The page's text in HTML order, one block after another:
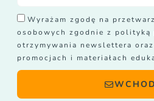
Wyrażam zgodę na
osobowych zgodnie z
otrzymywania newslettera
promocjach i materiałach